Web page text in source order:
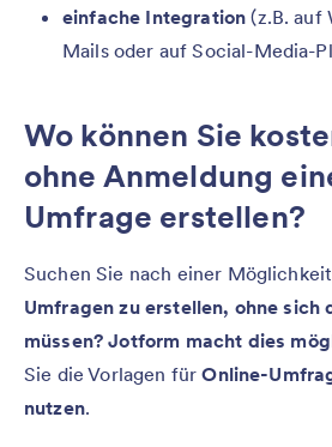
einfache Integration (z.B. auf
Mails oder auf Social-Media-
Wo können Sie
ohne Anmeldung
Umfrage erstellen?
Suchen Sie nach einer
Umfragen zu erstellen, ohne sich
müssen? Jotform macht dies
Sie die Vorlagen fürOnline-
nutzen.